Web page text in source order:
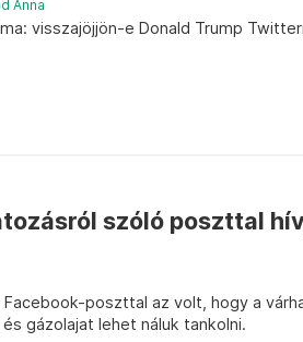
Anna
visszajöjjön-e Donald Trump
szóló poszttal
poszttal az volt, hogy a
gázolajat lehet náluk tankolni.